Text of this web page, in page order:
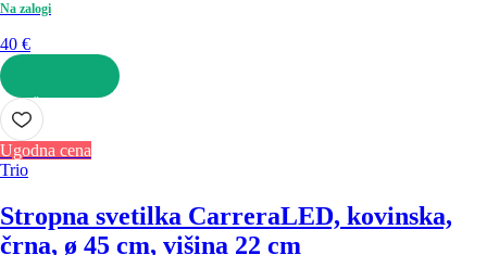
Na zalogi
40 €
V KOŠARICO
Ugodna cena
Trio
Stropna svetilka CarreraLED, kovinska,
črna, ø 45 cm, višina 22 cm